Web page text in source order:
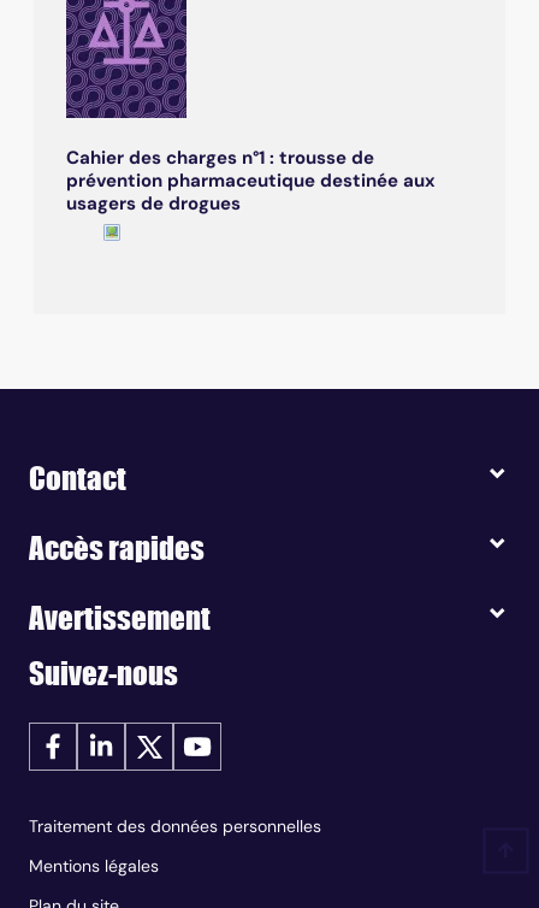
Cahier des charges n°1 : trousse de
prévention pharmaceutique destinée aux
usagers de drogues
Contact
Accès rapides
Avertissement
Suivez-nous
Traitement des données personnelles
Mentions légales